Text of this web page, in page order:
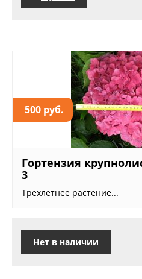
500 руб.
Гортензия
3
Трехлетнее растение...
Нет в наличии